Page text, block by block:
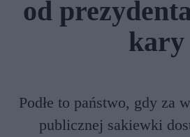
od
kary
Podłe to państwo, gdy za
publicznej sakiewki